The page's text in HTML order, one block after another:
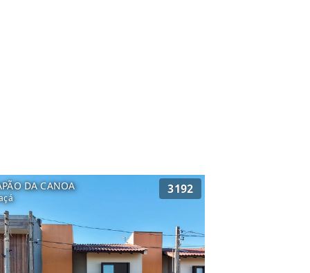
DA CANOA 3192